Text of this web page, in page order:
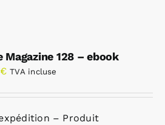
Magazine 128 – ebook
€ TVA incluse
– Produit